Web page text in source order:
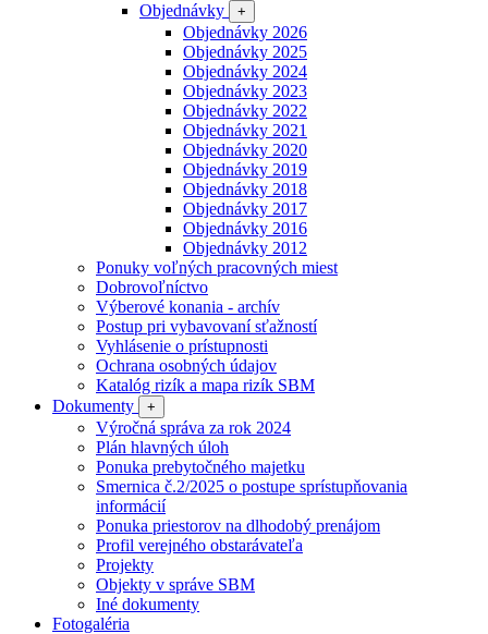
Objednávky
+
Objednávky 2026
Objednávky 2025
Objednávky 2024
Objednávky 2023
Objednávky 2022
Objednávky 2021
Objednávky 2020
Objednávky 2019
Objednávky 2018
Objednávky 2017
Objednávky 2016
Objednávky 2012
Ponuky voľných pracovných miest
Dobrovoľníctvo
Výberové konania - archív
Postup pri vybavovaní sťažností
Vyhlásenie o prístupnosti
Ochrana osobných údajov
Katalóg rizík a mapa rizík SBM
Dokumenty
+
Výročná správa za rok 2024
Plán hlavných úloh
Ponuka prebytočného majetku
Smernica č.2/2025 o postupe sprístupňovania
informácií
Ponuka priestorov na dlhodobý prenájom
Profil verejného obstarávateľa
Projekty
Objekty v správe SBM
Iné dokumenty
Fotogaléria